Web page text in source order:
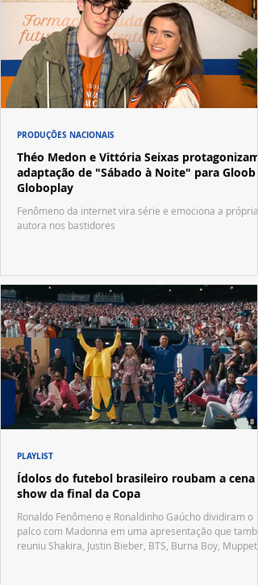
Théo Medon e Vittória Seixas protagonizam
adaptação de "Sábado à Noite" para Gloob e
Globoplay
Fenômeno da internet vira série e emociona a própria
autora nos bastidores
PRODUÇÕES NACIONAIS
Ídolos do futebol brasileiro roubam a cena
show da final da Copa
Ronaldo Fenômeno e Ronaldinho Gaúcho dividiram o
palco com Madonna em uma apresentação que
reuniu Shakira, Justin Bieber, BTS, Burna Boy, Muppets,
PLAYLIST